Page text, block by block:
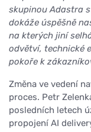
skupinou Adastra
dokáže úspěšně
na kterých jiní
odvětví, technické
pokoře k
Změna ve vedení
proces. Petr
posledních letech
propojení AI